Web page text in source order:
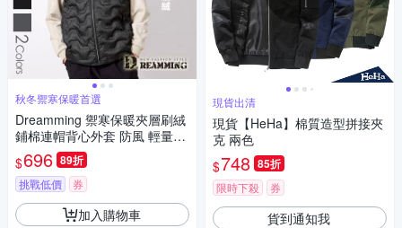
秋冬禦寒保暖首選
Dreamming 禦寒保暖夾層刷絨
鋪棉連帽背心外套 防風 輕量-
共二色
$696 89折
挑戰低價 券
加入購物車
現貨出清
現貨【HeHa】棉質造型拼接夾
克 兩色
$748 85折
限時下殺 券
貨到通知我